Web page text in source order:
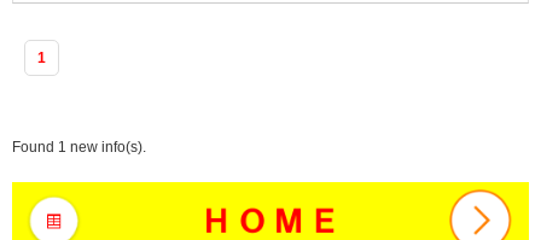
1
Found 1 new info(s).